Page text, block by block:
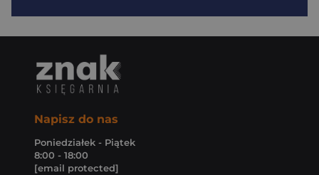
Napisz do nas
Poniedziałek - Piątek
8:00 - 18:00
[email protected]